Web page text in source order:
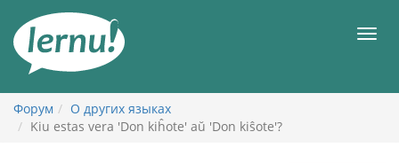
содержанию
Форум
О других языках
Kiu estas vera 'Don kiĥote' aŭ 'Don kiŝote'?